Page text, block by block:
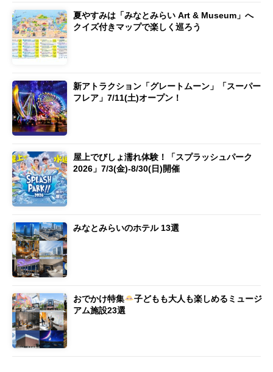
夏やすみは「みなとみらい Art & Museum」へ
クイズ付きマップで楽しく巡ろう
新アトラクション「グレートムーン」「スーパー
フレア」7/11(土)オープン！
屋上でびしょ濡れ体験！「スプラッシュパーク
2026」7/3(金)-8/30(日)開催
みなとみらいのホテル 13選
おでかけ特集
子どもも大人も楽しめるミュージ
アム施設23選